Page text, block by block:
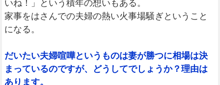
いね！」という積年の想いもある。
家事をはさんでの夫婦の熱い火事場騒ぎということ
になる。
だいたい夫婦喧嘩というものは妻が勝つに相場は決
まっているのですが、どうしてでしょうか？理由は
あります。